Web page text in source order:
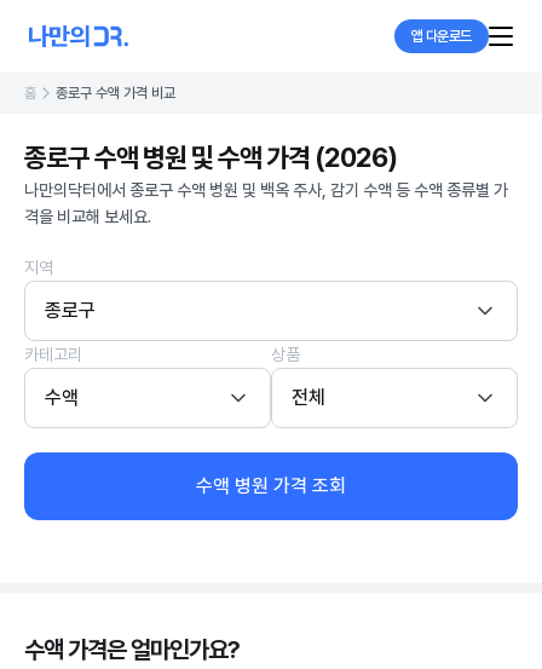
앱 다운로드
홈 종로구 수액 가격 비교
종로구 수액 병원 및 수액 가격 (2026)
나만의닥터에서 종로구 수액 병원 및 백옥 주사, 감기 수액 등 수액 종류별 가
격을 비교해 보세요.
지역
종로구
카테고리
수액
상품
전체
수액 병원 가격 조회
수액 가격은 얼마인가요?